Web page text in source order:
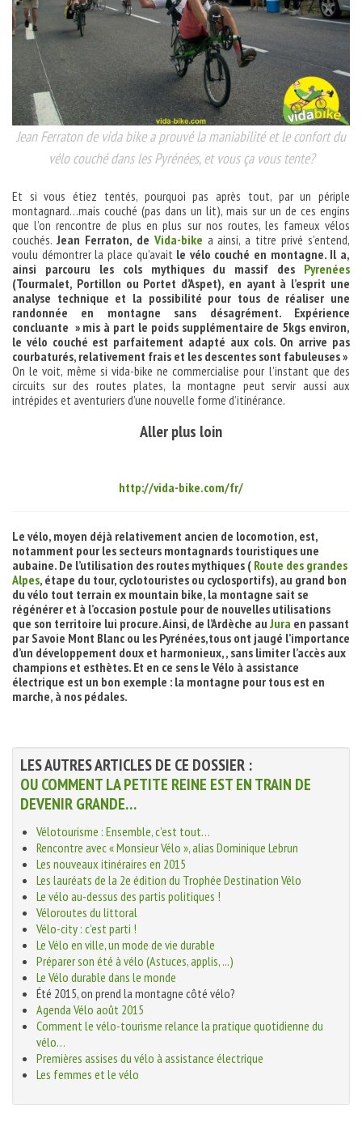
Jean Ferraton de vida bike a prouvé la maniabilité et le confort du
vélo couché dans les Pyrénées, et vous ça vous tente?
Et si vous étiez tentés, pourquoi pas après tout, par un périple
montagnard…mais couché (pas dans un lit), mais sur un de ces engins
que l’on rencontre de plus en plus sur nos routes, les fameux vélos
couchés. Jean Ferraton, de Vida-bike a ainsi, a titre privé s’entend,
voulu démontrer la place qu’avait le vélo couché en montagne. Il a,
ainsi parcouru les cols mythiques du massif des Pyrenées
(Tourmalet, Portillon ou Portet d’Aspet), en ayant à l’esprit une
analyse technique et la possibilité pour tous de réaliser une
randonnée en montagne sans désagrément. Expérience
concluante » mis à part le poids supplémentaire de 5kgs environ,
le vélo couché est parfaitement adapté aux cols. On arrive pas
courbaturés, relativement frais et les descentes sont fabuleuses »
On le voit, même si vida-bike ne commercialise pour l’instant que des
circuits sur des routes plates, la montagne peut servir aussi aux
intrépides et aventuriers d’une nouvelle forme d’itinérance.
Aller plus loin
http://vida-bike.com/fr/
Le vélo, moyen déjà relativement ancien de locomotion, est,
notamment pour les secteurs montagnards touristiques une
aubaine. De l’utilisation des routes mythiques ( Route des grandes
Alpes, étape du tour, cyclotouristes ou cyclosportifs), au grand bon
du vélo tout terrain ex mountain bike, la montagne sait se
régénérer et à l’occasion postule pour de nouvelles utilisations
que son territoire lui procure. Ainsi, de l’Ardèche au Jura en passant
par Savoie Mont Blanc ou les Pyrénées,tous ont jaugé l’importance
d’un développement doux et harmonieux, , sans limiter l’accès aux
champions et esthètes. Et en ce sens le Vélo à assistance
électrique est un bon exemple : la montagne pour tous est en
marche, à nos pédales.
LES AUTRES ARTICLES DE CE DOSSIER :
OU COMMENT LA PETITE REINE EST EN TRAIN DE
DEVENIR GRANDE…
Vélotourisme : Ensemble, c’est tout…
Rencontre avec « Monsieur Vélo », alias Dominique Lebrun
Les nouveaux itinéraires en 2015
Les lauréats de la 2e édition du Trophée Destination Vélo
Le vélo au-dessus des partis politiques !
Véloroutes du littoral
Vélo-city : c’est parti !
Le Vélo en ville, un mode de vie durable
Préparer son été à vélo (Astuces, applis, ...)
Le Vélo durable dans le monde
Été 2015, on prend la montagne côté vélo?
Agenda Vélo août 2015
Comment le vélo-tourisme relance la pratique quotidienne du
vélo…
Premières assises du vélo à assistance électrique
Les femmes et le vélo